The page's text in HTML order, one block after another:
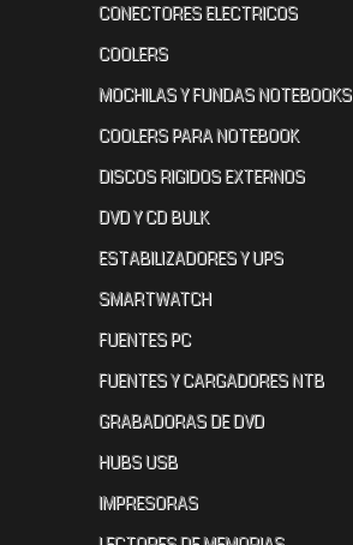
CONECTORES ELECTRICOS
COOLERS
MOCHILAS Y FUNDAS NOTEBOOKS
COOLERS PARA NOTEBOOK
DISCOS RIGIDOS EXTERNOS
DVD Y CD BULK
ESTABILIZADORES Y UPS
SMARTWATCH
FUENTES PC
FUENTES Y CARGADORES NTB
GRABADORAS DE DVD
HUBS USB
IMPRESORAS